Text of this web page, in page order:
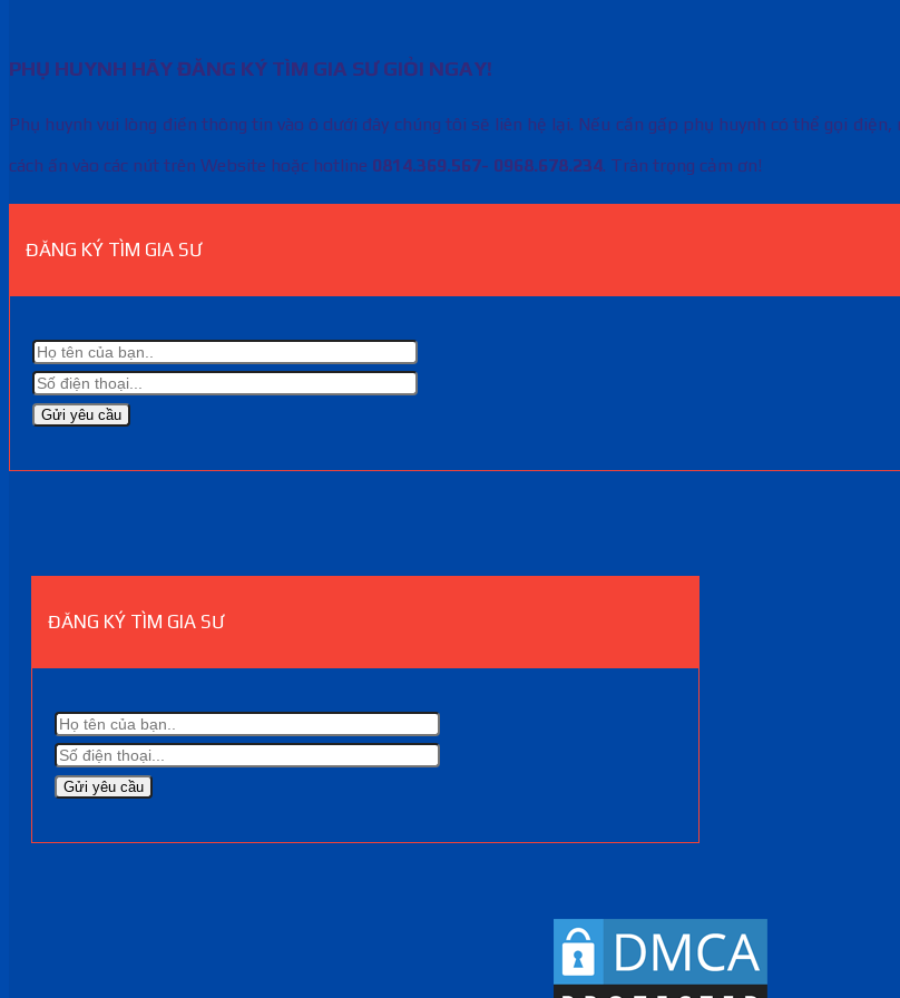
PHỤ HUYNH HÃY ĐĂNG KÝ TÌM GIA SƯ GIỎI NGAY!
Phụ huynh vui lòng điền thông tin vào ô dưới đây chúng tôi sẽ liên hệ lại. Nếu cần gấp phụ huynh có thể gọi
cách ấn vào các nút trên Website hoặc hotline 0814.369.567- 0968.678.234. Trân trọng cảm ơn!
ĐĂNG KÝ TÌM GIA SƯ
ĐĂNG KÝ TÌM GIA SƯ